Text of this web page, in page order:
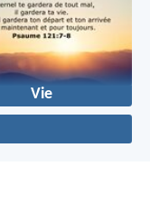
Vie